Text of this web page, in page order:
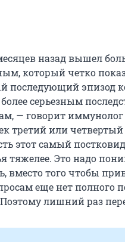
назад вышел
который четко
последующий эпизод
серьезным
— говорит
третий или
этот самый
тяжелее. Это надо
вместо того чтобы
еще нет полного
лишний раз